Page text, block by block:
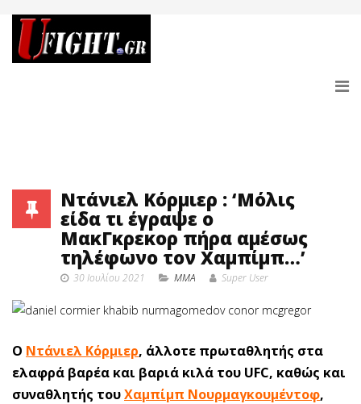
Ντάνιελ Κόρμιερ : ‘Μόλις
είδα τι έγραψε ο
ΜακΓκρεκορ πήρα αμέσως
τηλέφωνο τον Χαμπίμπ…’
30 Ιουλίου 2021 MMA Super User
Ο Ντάνιελ Κόρμιερ, άλλοτε πρωταθλητής στα
ελαφρά βαρέα και βαριά κιλά του UFC, καθώς και
συναθλητής τουΧαμπίμπ Νουρμαγκουμέντοφ,